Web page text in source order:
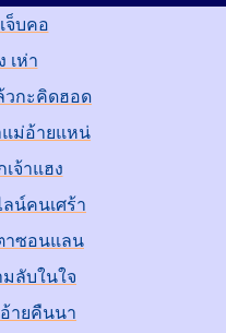
จ็บคอ
เห่า
วกะคิดฮอด
แม่อ้ายแหน่
จ้าแฮง
น์คนเศร้า
าซอนแลน
ลับในใจ
ายคืนนา